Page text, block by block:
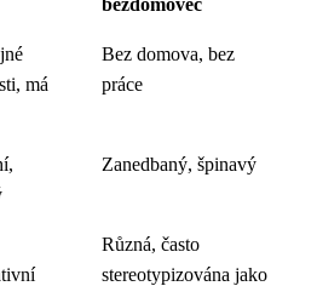
bezdomovec
má
Bez domova, bez
práce
Zanedbaný, špinavý
Různá, často
stereotypizována jako